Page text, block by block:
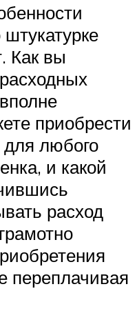
Как вы
приобрести
любого
и какой
расход
переплачивая